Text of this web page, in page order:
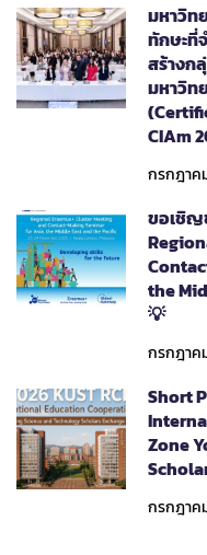
มหาวิท
ทักษะที่
สร้างก
มหาวิท
CIAm
กรกฎาค
ขอเชิญ
the
💡
กรกฎาค
Short
Zone
กรกฎาค